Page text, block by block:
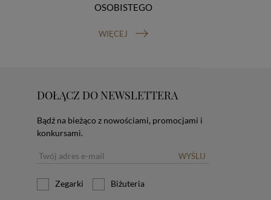
OSOBISTEGO
WIĘCEJ
DOŁĄCZ DO NEWSLETTERA
Bądź na bieżąco z nowościami, promocjami i
konkursami.
WYŚLIJ
Zegarki Biżuteria